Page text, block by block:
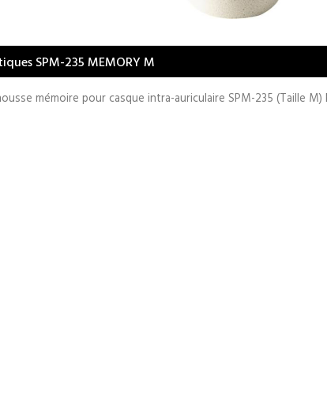
SPM-235 MEMORY M
mémoire pour casque intra-auriculaire SPM-235 (Taille M)